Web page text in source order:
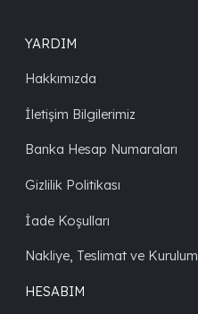
YARDIM
Hakkımızda
İletişim Bilgilerimiz
Banka Hesap Numaraları
Gizlilik Politikası
İade Koşulları
Nakliye, Teslimat ve Kurulum
HESABIM